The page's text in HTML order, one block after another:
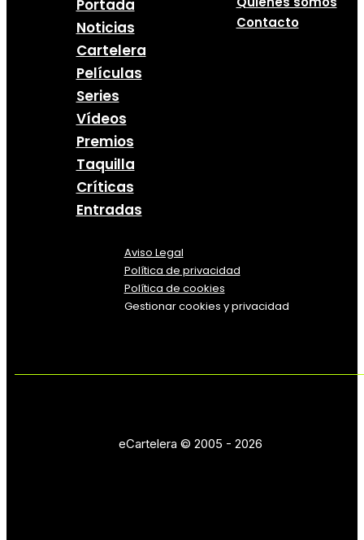
Portada
Noticias
Cartelera
Películas
Series
Vídeos
Premios
Taquilla
Críticas
Entradas
Contacto
Aviso Legal
Política de privacidad
Política de cookies
Gestionar cookies y privacidad
eCartelera © 2005 - 2026